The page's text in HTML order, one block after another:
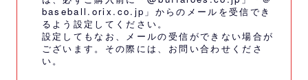
baseball.orix.co.jp」からのメールを受信でき
るよう設定してください。
設定してもなお、メールの受信ができない場合が
ございます。その際には、 お問い合わせくださ
い。